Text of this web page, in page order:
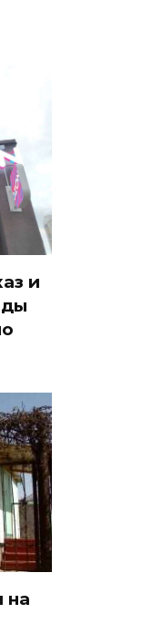
и
на